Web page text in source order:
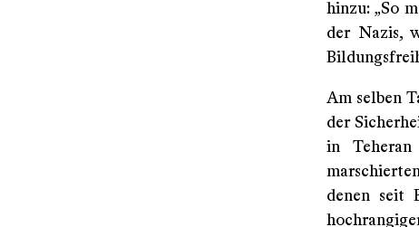
hinzu: „So
der Nazis,
Am selben
der
in
denen seit